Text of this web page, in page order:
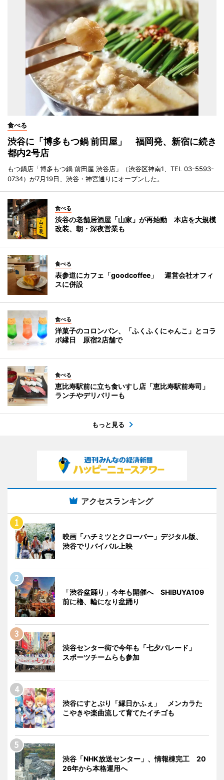
食べる
渋谷に「博多もつ鍋 前田屋」 福岡発、新宿に続き
都内2号店
もつ鍋店「博多もつ鍋 前田屋 渋谷店」（渋谷区神南1、TEL 03-5593-
0734）が7月19日、渋谷・神宮通りにオープンした。
食べる
渋谷の老舗居酒屋「山家」が再始動 本店を大規模
改装、朝・深夜営業も
食べる
表参道にカフェ「goodcoffee」 運営会社オフィ
スに併設
食べる
洋菓子のコロンバン、「ふくふくにゃんこ」とコラ
ボ縁日 原宿2店舗で
食べる
恵比寿駅前に立ち食いすし店「恵比寿駅前寿司」
ランチやデリバリーも
もっと見る
アクセスランキング
映画「ハチミツとクローバー」デジタル版、
渋谷でリバイバル上映
「渋谷盆踊り」今年も開催へ SHIBUYA109
前に櫓、輪になり盆踊り
渋谷センター街で今年も「七夕パレード」
スポーツチームらも参加
渋谷にすとぷり「縁日かふぇ」 メンカラた
こやきや楽曲流して育てたイチゴも
渋谷「NHK放送センター」、情報棟完工 20
26年から本格運用へ